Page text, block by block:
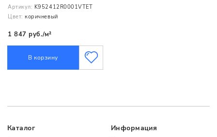
Артикул: K952412R0001VTET
Цвет: коричневый
1 847 руб./м²
В корзину
Каталог
Информация